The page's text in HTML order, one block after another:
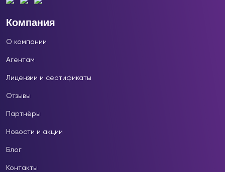
Компания
О компании
Агентам
Лицензии и сертификаты
Отзывы
Партнёры
Новости и акции
Блог
Контакты